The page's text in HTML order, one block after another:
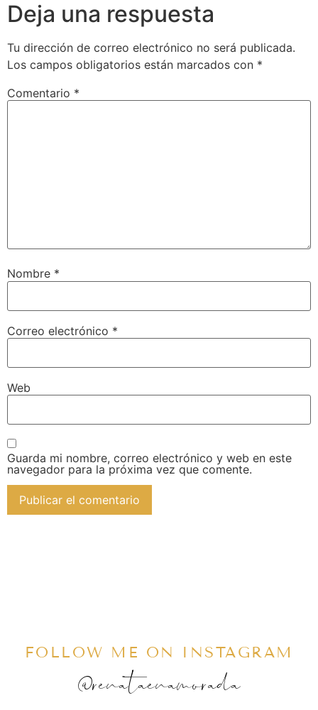
Deja una respuesta
Tu dirección de correo electrónico no será publicada.
Los campos obligatorios están marcados con *
Comentario *
Nombre *
Correo electrónico *
Web
Guarda mi nombre, correo electrónico y web en este
navegador para la próxima vez que comente.
FOLLOW ME ON INSTAGRAM
@renataenamorada